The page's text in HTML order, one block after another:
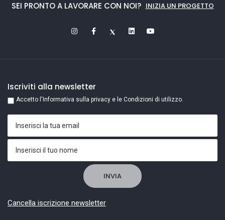
SEI PRONTO A LAVORARE CON NOI? INIZIA UN PROGETTO
Iscriviti alla newsletter
Accetto l'Informativa sulla privacy e le Condizioni di utilizzo.
Cancella iscrizione newsletter